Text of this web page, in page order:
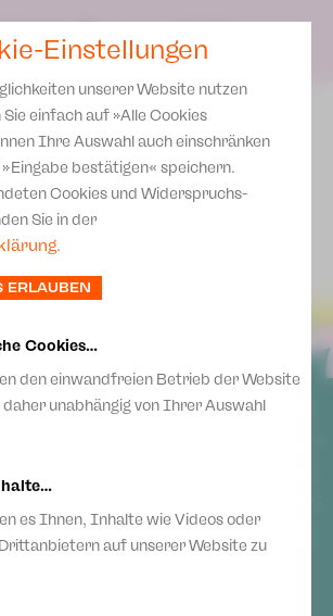
Einstellungen
unserer Website nutzen
einfach auf »Alle Cookies
Ihre Auswahl auch einschränken
bestätigen« speichern.
Cookies und Widerspruchs-
Sie in der
.
ERLAUBEN
Cookies…
den einwandfreien Betrieb der Website
daher unabhängig von Ihrer Auswahl
es Ihnen, Inhalte wie Videos oder
auf unserer Website zu
Konzerte
/27
DE
Probe zu
Sergei Vanaev